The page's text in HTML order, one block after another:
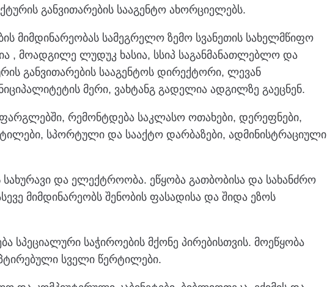
განვითარების სააგენტო ახორციელებს.
მიმდინარეობას სამეგრელო ზემო სვანეთის სახელმწიფო
, მოადგილე ლუდუკ ხასია, სსიპ საგანმანათლებლო და
განვითარების სააგენტოს დირექტორი, ლევან
მერი, ვახტანგ გადელია ადგილზე გაეცნენ.
ფარგლებში, რემონტდება საკლასო ოთახები, დერეფნები,
სპორტული და სააქტო დარბაზები, ადმინისტრაციული
და ელექტროობა. ეწყობა გათბობისა და სახანძრო
მიმდინარეობს შენობის ფასადისა და შიდა ეზოს
სპეციალური საჭიროების მქონე პირებისთვის. მოეწყობა
სველი წერტილები.